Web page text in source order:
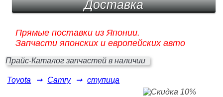
Доставка
Прямые поставки из Японии.
Запчасти японских и европейских авто
Прайс-Каталог запчастей в наличии
Toyota ➞ Camry ➞ ступица